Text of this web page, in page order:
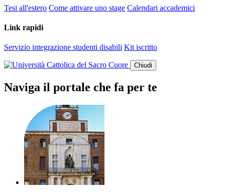
Tesi all'estero Come attivare uno stage Calendari accademici
Link rapidi
Servizio integrazione studenti disabili Kit iscritto
Chiudi
Naviga il portale che fa per te